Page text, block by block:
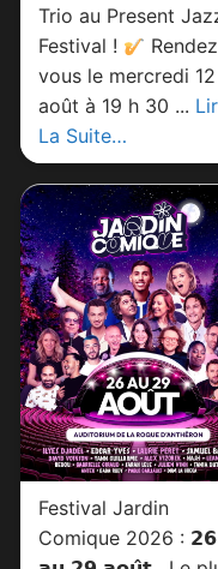
Trio au Present
Festival !
vous le mercredi 12
août à 19 h 30 ...
La Suite…
Festival Jardin
Comique 2026 : 𝟮𝟲